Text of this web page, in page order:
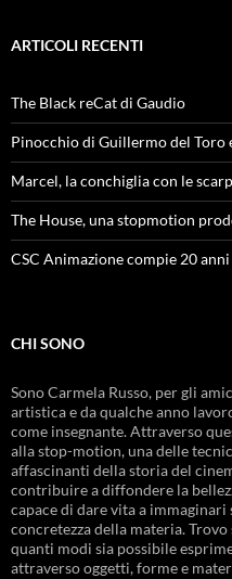
ARTICOLI RECENTI
The Black reCat di Gaudio
Pinocchio di Guillermo del Toro
Marcel, la conchiglia con le
The House, una stopmotion
CSC Animazione compie 20 anni
CHI SONO
Sono Carmela Russo, per gli
artistica e da qualche anno
come insegnante. Attraverso
alla stop-motion, una delle
affascinanti della storia del
contribuire a diffondere la
capace di dare vita a
concretezza della materia.
quanti modi sia possibile
attraverso oggetti, forme e